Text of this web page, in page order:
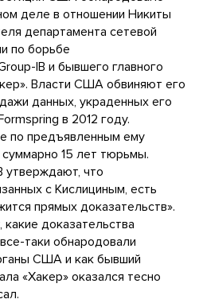
деле в отношении Никиты
департамента сетевой
по борьбе
IB и бывшего главного
Власти США обвиняют его
данных, украденных его
в 2012 году.
по предъявленным ему
15 лет тюрьмы.
утверждают, что
с Кислициным, есть
прямых доказательств».
доказательства
таки обнародовали
США и как бывший
«Хакер» оказался тесно